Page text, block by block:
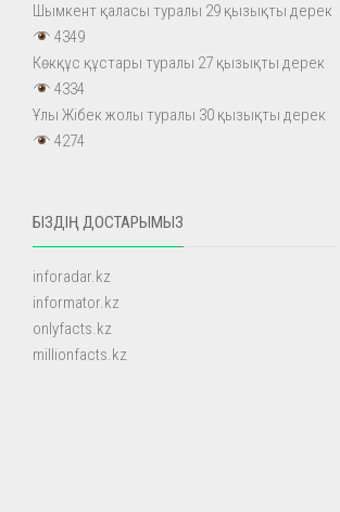
Шымкент қаласы туралы 29 қызықты дерек
4349
Көкқұс құстары туралы 27 қызықты дерек
4334
Ұлы Жібек жолы туралы 30 қызықты дерек
4274
БІЗДІҢ ДОСТАРЫМЫЗ
inforadar.kz
informator.kz
onlyfacts.kz
millionfacts.kz